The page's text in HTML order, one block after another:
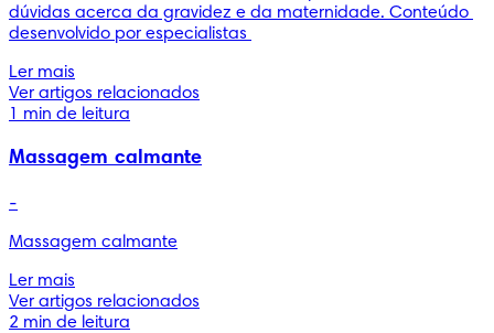
dúvidas acerca da gravidez e da maternidade. Conteúdo
desenvolvido por especialistas
Ler mais
Ver artigos relacionados
1 min de leitura
Massagem calmante
-
Ler mais
Ver artigos relacionados
2 min de leitura